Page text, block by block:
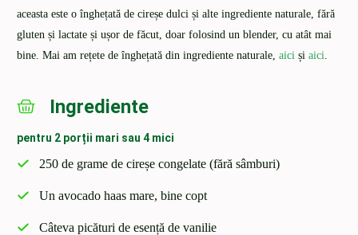
aceasta este o înghețată de cireșe dulci și alte ingrediente naturale, fără
gluten și lactate și ușor de făcut, doar folosind un blender, cu atât mai
bine. Mai am rețete de înghețată din ingrediente naturale,aicișiaici
Ingrediente
pentru 2 porții mari sau 4 mici
250 de grame de cireșe congelate (fără sâmburi)
Un avocado haas mare, bine copt
Câteva picături de esență de vanilie